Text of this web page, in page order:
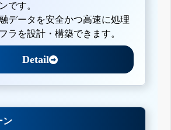
です。
データを安全かつ高速に処理
ラを設計・構築できます。
Detail
ン